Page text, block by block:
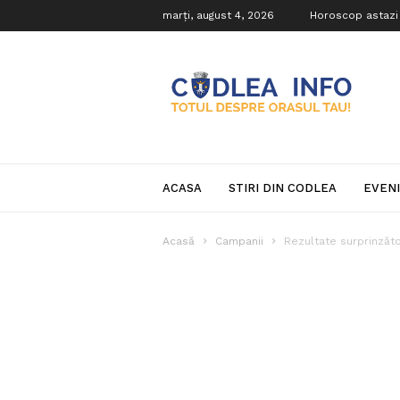
marți, august 4, 2026 Horoscop astazi
Info
ACASA STIRI DIN CODLEA
Acasă Campanii Rezultate